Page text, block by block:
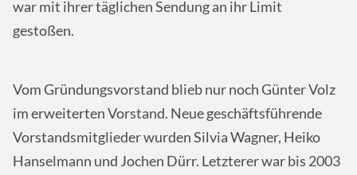
war mit ihrer täglichen Sendung an ihr Limit
gestoßen.
Vom Gründungsvorstand blieb nur noch Günter Volz
im erweiterten Vorstand. Neue geschäftsführende
Vorstandsmitglieder wurden Silvia Wagner, Heiko
Hanselmann und Jochen Dürr. Letzterer war bis 2003